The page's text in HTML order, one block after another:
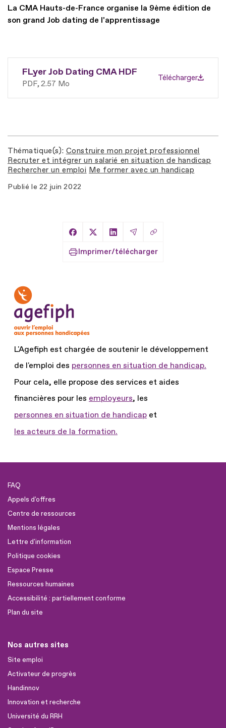
La CMA Hauts-de-France organise la 9ème édition de
son grand Job dating de l'apprentissage
FLyer Job Dating CMA HDF
PDF 2.57 Mo
Télécharger
Thématique(s) Construire mon projet professionnel
Recruter et intégrer un salarié en situation de handicap
Rechercher un emploi Me former avec un handicap
Publié le 22 juin 2022
Partager sur Facebook
Partager sur X
Partager sur LinkedIn
Partager par Email
Copier le lien
Imprimer/télécharger
L'Agefiph est chargée de soutenir le développement
de l'emploi des personnes en situation de handicap.
Pour cela, elle propose des services et aides
financières pour les employeurs, les
personnes en situation de handicap et
les acteurs de la formation.
FAQ
Appels d'offres
Centre de ressources
Mentions légales
Lettre d'information
Politique cookies
Espace Presse
Ressources humaines
Accessibilité : partiellement conforme
Plan du site
Nos autres sites
Site emploi
Activateur de progrès
Handinnov
Innovation et recherche
Université du RRH